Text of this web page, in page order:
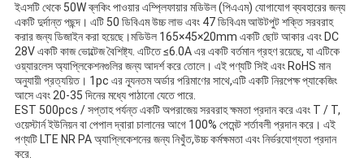
ইএসটি থেকে 50W ব্লকিং পাওয়ার এম্প্লিফায়ার মডিউল (পিএএম) যোগাযোগ ব্যবহারের জন্য
একটি দুর্দান্ত পছন্দ। এটি 50 ডিবিএম উচ্চ লাভ এবং 47 ডিবিএম আউটপুট শক্তি সরবরাহ
করার জন্য ডিজাইন করা হয়েছে।মডিউল 165×45×20mm একটি ছোট আকার এবং DC
28V একটি কাজ ভোল্টেজ বৈশিষ্ট্য. এটিতে ≤6.0A এর একটি বর্তমান গ্রহণ রয়েছে, যা এটিকে
ওয়্যারলেস অ্যাপ্লিকেশনগুলির জন্য আদর্শ করে তোলে। এই পণ্যটি সিই এবং RoHS মান
অনুযায়ী প্রত্যয়িত। 1pc এর ন্যূনতম অর্ডার পরিমাণের সাথে,এটি একটি নিরপেক্ষ প্যাকেজিং
আসে এবং 20-35 দিনের মধ্যে পাঠানো যেতে পারে.
EST 500pcs / সপ্তাহ পর্যন্ত একটি অপরাজেয় সরবরাহ ক্ষমতা প্রদান করে এবং T / T,
ওয়েস্টার্ন ইউনিয়ন বা পেপাল দ্বারা চালানের আগে 100% পেমেন্ট শর্তাবলী প্রদান করে। এই
পণ্যটি LTE NR PA অ্যাপ্লিকেশনের জন্য নিখুঁত,উচ্চ কর্মক্ষমতা এবং নির্ভরযোগ্যতা প্রদান
করে.